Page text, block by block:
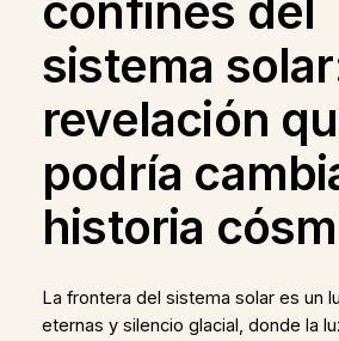
sistema
revelación
podría
historia
La frontera del sistema solar es un
eternas y silencio glacial, donde la